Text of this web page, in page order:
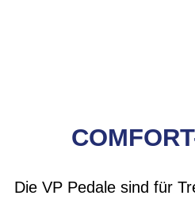
Die VP Pedale sind für